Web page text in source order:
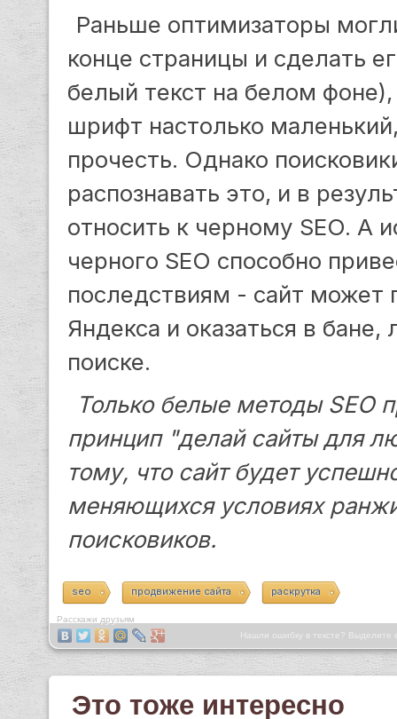
Раньше оптимизаторы
конце страницы и сделать
белый текст на белом
шрифт настолько
прочесть. Однако
распознавать это, и в
относить к черному SEO. А
черного SEO способно
последствиям - сайт может
Яндекса и оказаться в
поиске.
Только белые методы SEO
принцип "делай сайты для
тому, что сайт будет
меняющихся условиях
поисковиков.
seo продвижение сайта раскрутка
Расскажи друзьям
Нашли ошибку в тексте?
Это тоже интересно